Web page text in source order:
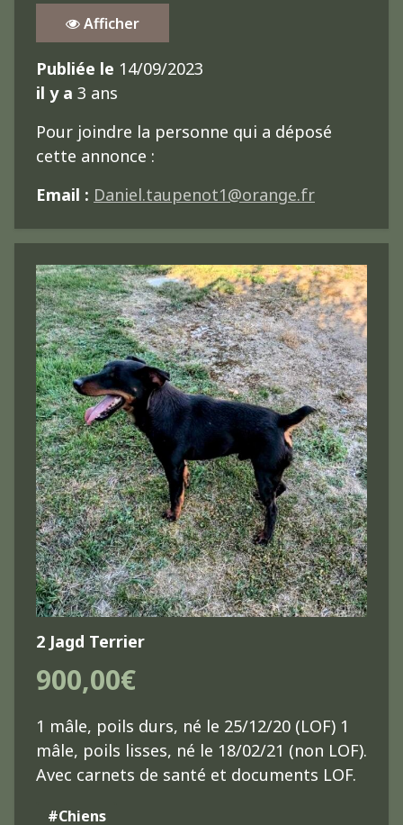
Afficher
Publiée le 14/09/2023
il y a 3 ans
Pour joindre la personne qui a déposé
cette annonce :
Email : Daniel.taupenot1@orange.fr
2 Jagd Terrier
900,00€
1 mâle, poils durs, né le 25/12/20 (LOF) 1
mâle, poils lisses, né le 18/02/21 (non LOF).
Avec carnets de santé et documents LOF.
#Chiens